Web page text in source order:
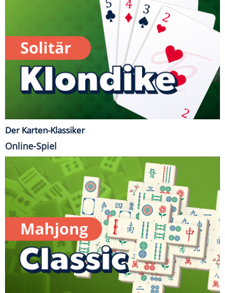
Der Karten-Klassiker
Online-Spiel